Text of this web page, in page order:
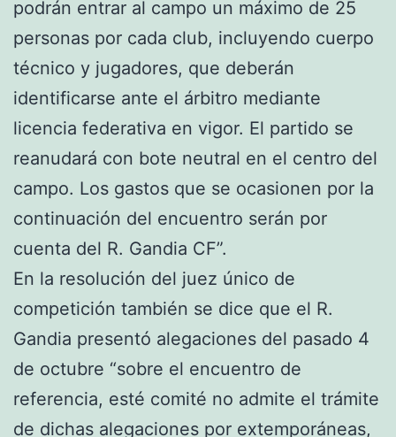
podrán entrar al campo un máximo de 25
personas por cada club, incluyendo cuerpo
técnico y jugadores, que deberán
identificarse ante el árbitro mediante
licencia federativa en vigor. El partido se
reanudará con bote neutral en el centro del
campo. Los gastos que se ocasionen por la
continuación del encuentro serán por
cuenta del R. Gandia CF”.
En la resolución del juez único de
competición también se dice que el R.
Gandia presentó alegaciones del pasado 4
de octubre “sobre el encuentro de
referencia, esté comité no admite el trámite
de dichas alegaciones por extemporáneas,